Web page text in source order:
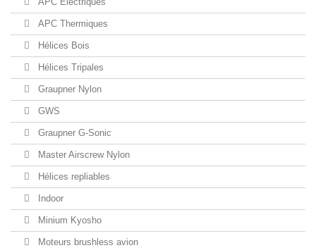
APC Thermiques
Hélices Bois
Hélices Tripales
Graupner Nylon
GWS
Graupner G-Sonic
Master Airscrew Nylon
Hélices repliables
Indoor
Minium Kyosho
Moteurs brushless avion